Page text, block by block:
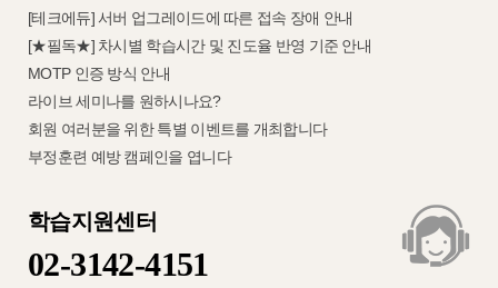
[테크에듀] 서버 업그레이드에 따른 접속 장애 안내
[★필독★] 차시별 학습시간 및 진도율 반영 기준 안내
MOTP 인증 방식 안내
라이브 세미나를 원하시나요?
회원 여러분을 위한 특별 이벤트를 개최합니다
부정훈련 예방 캠페인을 엽니다
학습지원센터
02-3142-4151